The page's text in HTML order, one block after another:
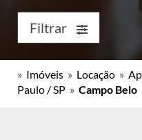
Filtrar
» Imóveis » Locação »
Paulo / SP » Campo Belo